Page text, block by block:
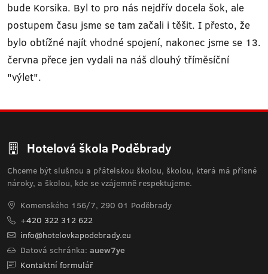
bude Korsika. Byl to pro nás nejdřív docela šok, ale
postupem času jsme se tam začali i těšit. I přesto, že
bylo obtížné najít vhodné spojení, nakonec jsme se 13.
června přece jen vydali na náš dlouhý tříměsíční
"výlet".
Hotelová škola Poděbrady
Chceme být slušnou a přátelskou školou, školou, která má přísné
nároky, a školou, kde se vzájemně respektujeme.
Komenského 156/7, 290 01 Poděbrady
+420 322 312 622
info@hotelovkapodebrady.eu
Datová schránka: auew7ye
Kontaktní formulář